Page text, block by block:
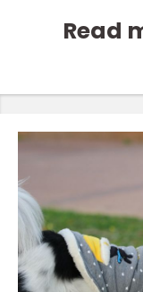
Read